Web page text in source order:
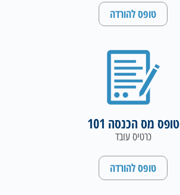
טופס להורדה
טופס מס הכנסה 101
כרטיס עובד
טופס להורדה